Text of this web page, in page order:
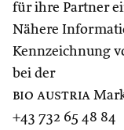
für ihre Partner
Nähere
Kennzeichnung
bei der
bio austria
+43 732 65 48 84